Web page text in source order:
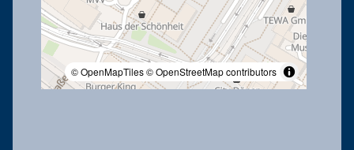
© OpenMapTiles© OpenStreetMap contributors